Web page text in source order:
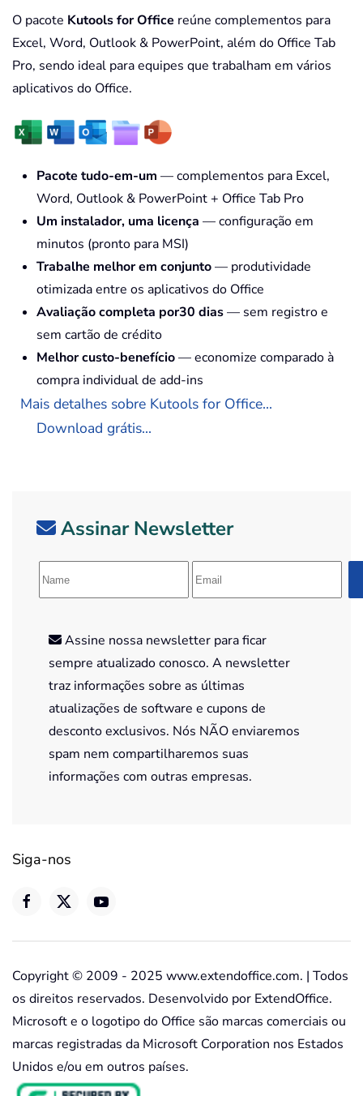
O pacote Kutools for Office reúne complementos para
Excel, Word, Outlook & PowerPoint, além do Office Tab
Pro, sendo ideal para equipes que trabalham em vários
aplicativos do Office.
Pacote tudo-em-um — complementos para Excel,
Word, Outlook & PowerPoint + Office Tab Pro
Um instalador, uma licença — configuração em
minutos (pronto para MSI)
Trabalhe melhor em conjunto— produtividade
otimizada entre os aplicativos do Office
Avaliação completa por30 dias— sem registro e
sem cartão de crédito
Melhor custo-benefício— economize comparado à
compra individual de add-ins
Mais detalhes sobre Kutools for Office...
Download grátis...
Assinar Newsletter
Assine nossa newsletter para ficar
sempre atualizado conosco. A newsletter
traz informações sobre as últimas
atualizações de software e cupons de
desconto exclusivos. Nós NÃO enviaremos
spam nem compartilharemos suas
informações com outras empresas.
Siga-nos
Copyright © 2009 - 2025 www.extendoffice.com. | Todos
os direitos reservados. Desenvolvido por ExtendOffice.
Microsoft e o logotipo do Office são marcas comerciais ou
marcas registradas da Microsoft Corporation nos Estados
Unidos e/ou em outros países.